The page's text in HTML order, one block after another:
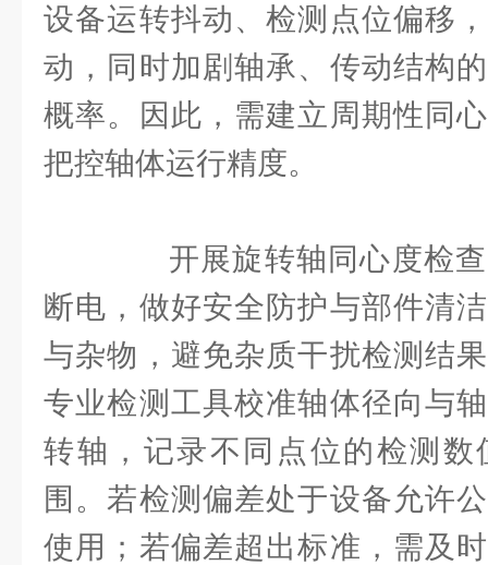
设备运转抖动、检测点位偏移
动，同时加剧轴承、传动结构
概率。因此，需建立周期性同
把控轴体运行精度。
开展旋转轴同心度检查
断电，做好安全防护与部件清
与杂物，避免杂质干扰检测结
专业检测工具校准轴体径向与
转轴，记录不同点位的检测数
围。若检测偏差处于设备允许
使用；若偏差超出标准，需及